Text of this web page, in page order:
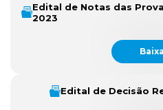
Edital de Notas das
2023
Edital de Decisão